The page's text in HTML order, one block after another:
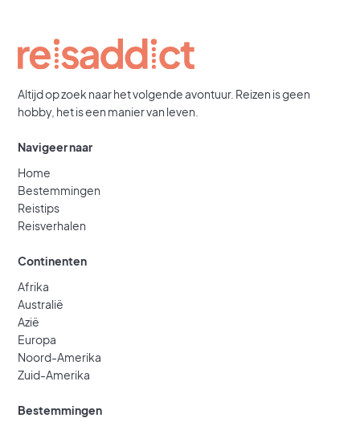
Altijd op zoek naar het volgende avontuur. Reizen is geen
hobby, het is een manier van leven.
Navigeer naar
Home
Bestemmingen
Reistips
Reisverhalen
Continenten
Afrika
Australië
Azië
Europa
Noord-Amerika
Zuid-Amerika
Bestemmingen